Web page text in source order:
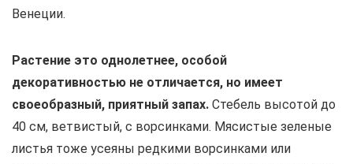
Венеции.
Растение это однолетнее, особой
декоративностью не отличается, но имеет
своеобразный, приятный запах. Стебель высотой до
40 см, ветвистый, с ворсинками. Мясистые зеленые
листья тоже усеяны редкими ворсинками или